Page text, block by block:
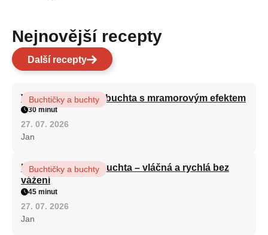
Nejnovější recepty
Další recepty
Vláčná olejová litá buchta s mramorovým efektem
Buchtičky a buchty
30 minut
27. 07. 2026
Jan
Hrnková maková buchta – vláčná a rychlá bez
vážení
Buchtičky a buchty
45 minut
27. 07. 2026
Jan